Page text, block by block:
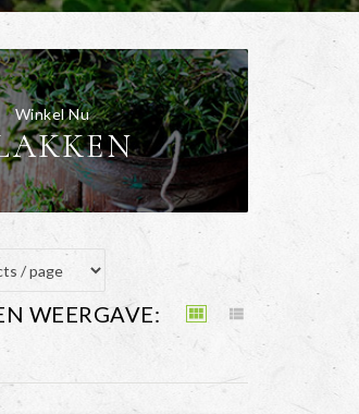
Winkel Nu
WEERGAVE:
view_module view_list